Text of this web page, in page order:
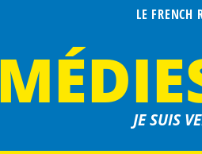
LE FRENCH
JE SUIS